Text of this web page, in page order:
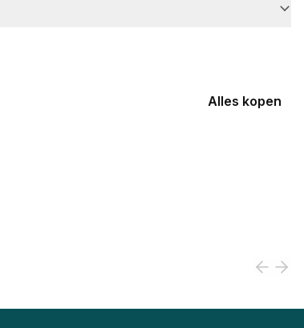
Alles kopen